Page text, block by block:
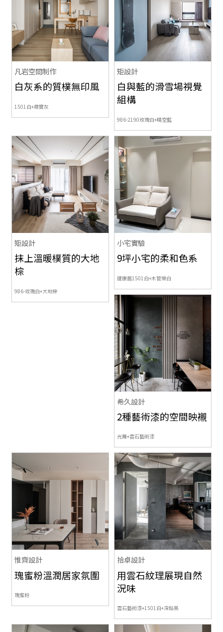
凡岩空間制作
白灰系的質樸無印風
1501白+尋寶灰
矩設計
白與藍的滑雪場視覺
組構
986-2190玫瑰白+晴空藍
矩設計
抹上溫暖樸質的大地
棕
986-玫瑰白+大地棕
小宅實驗
9坪小宅的柔和色系
健康居1501白+木管樂白
希久設計
2種藝術漆的空間映襯
光舞+雲石藝術漆
惟齊設計
瑰蜜粉溫潤居家氛圍
瑰蜜粉
拾卓設計
用雲石紋理展現自然
況味
雲石藝術漆+1501白+深鉛黑